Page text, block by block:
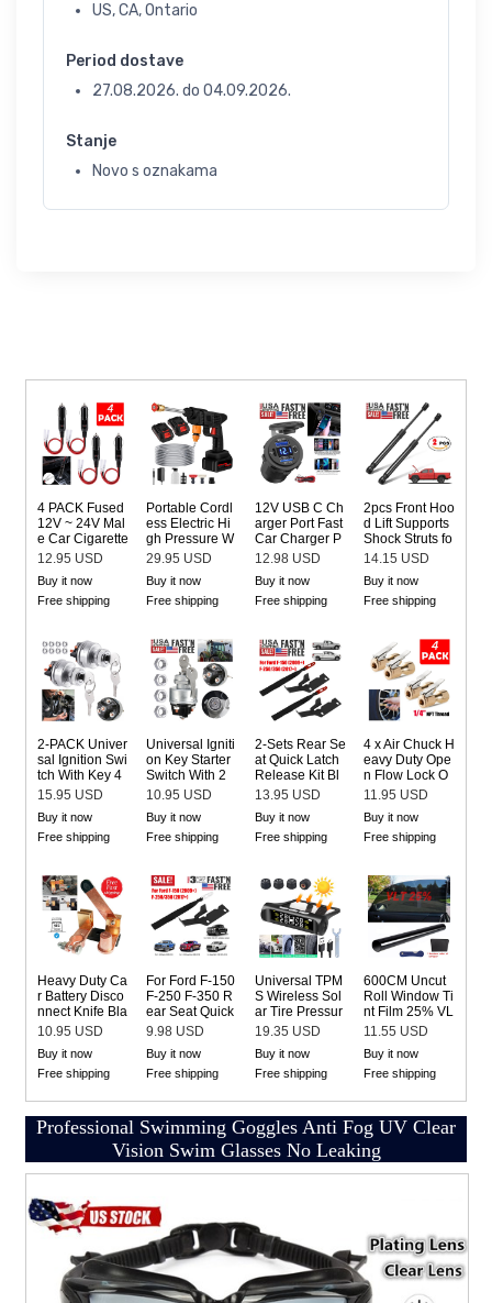
US, CA, Ontario
Period dostave
27.08.2026. do 04.09.2026.
Stanje
Novo s oznakama